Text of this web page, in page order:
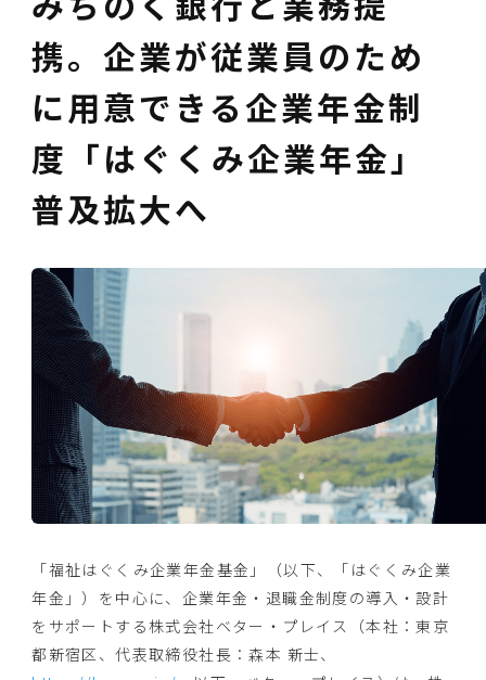
携。企業が従業員のため
に用意できる企業年金制
度「はぐくみ企業年金」
普及拡大へ
「福祉はぐくみ企業年金基金」（以下、「はぐくみ企業
年金」）を中心に、企業年金・退職金制度の導入・設計
をサポートする株式会社ベター・プレイス（本社：東京
都新宿区、代表取締役社長：森本 新士、